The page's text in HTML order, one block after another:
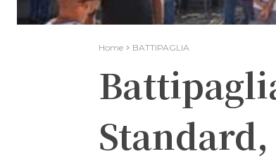
Home BATTIPAGLIA